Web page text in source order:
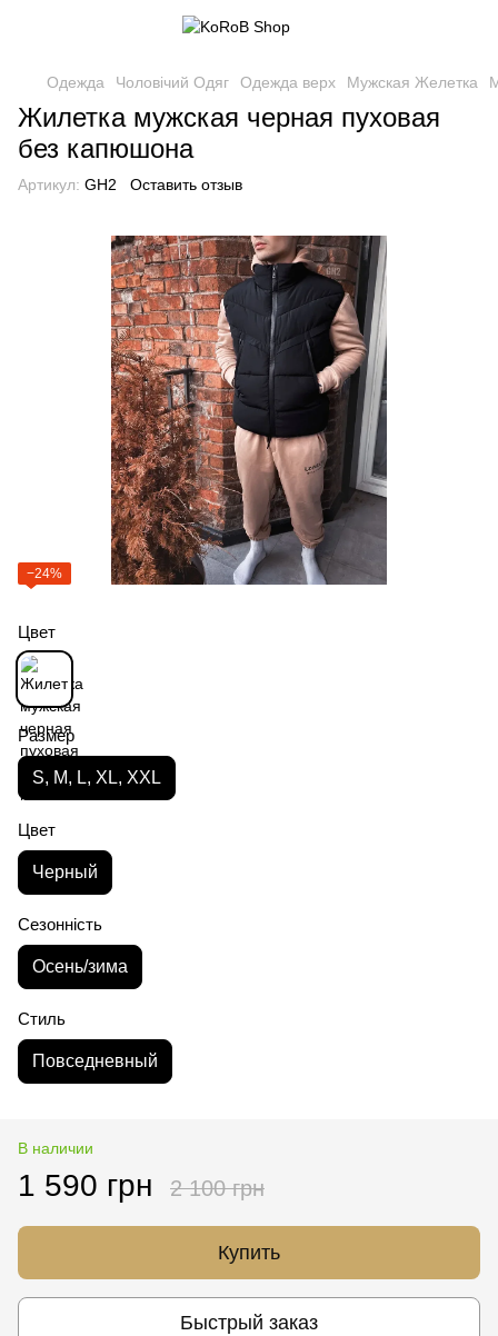
Одежда Чоловічий Одяг Одежда верх Мужская Желетка
Жилетка мужская черная пуховая
без капюшона
Артикул: GH2 Оставить отзыв
−24%
Цвет
Размер
S, M, L, XL, XXL
Цвет
Черный
Сезонність
Осень/зима
Стиль
Повседневный
В наличии
1 590 грн 2 100 грн
Купить
Быстрый заказ